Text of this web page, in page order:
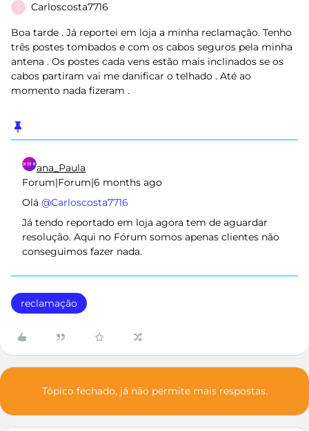
C Carloscosta7716
Boa tarde . Já reportei em loja a minha reclamação. Tenho
três postes tombados e com os cabos seguros pela minha
antena . Os postes cada vens estão mais inclinados se os
cabos partiram vai me danificar o telhado . Até ao
momento nada fizeram .
ana_Paula
Forum|Forum|6 months ago
Olá ​ @Carloscosta7716
Já tendo reportado em loja agora tem de aguardar
resolução. Aqui no Fórum somos apenas clientes não
conseguimos fazer nada.
reclamação
Tópico fechado, já não permite mais respostas.